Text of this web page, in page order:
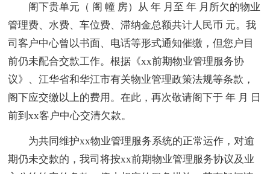
阁下贵单元（ 阁 幢 房）从 年 月至 年 月所欠的物业
管理费、水费、车位费、滞纳金总额共计人民币 元。我
司客户中心曾以书面、电话等形式通知催缴，但您户目
前仍未配合交款工作。根据《xx前期物业管理服务协
议》、江华省和华江市有关物业管理政策法规等条款，
阁下应交缴以上的费用。在此，再次敬请阁下于 年 月 日
前到xx客户中心交清欠款。
为共同维护xx物业管理服务系统的正常运作，对逾
期仍未交款的，我司将按xx前期物业管理服务协议及业